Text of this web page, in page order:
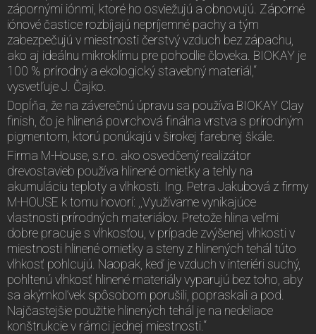
zápornými iónmi, ktoré ho osviežujú a obnovujú. Záporné
iónové častice rozbíjajú nepríjemné pachy a tým
zabezpečujú v miestnosti čerstvý vzduch bez zápachu,
ako aj ideálnu mikroklímu pre pohodlie človeka. BIOKAY je
100 % prírodný a ekologický stavebný materiál,“
vysvetľuje J. Čajko.
Dopĺňa, že na záverečnú úpravu sa používa BIOKAY Clay
finish, čo je hlinená povrchová finálna vrstva s prírodným
pigmentom, ktorú ponúkajú v širokej farebnej škále.
Firma M-House, s.r.o. ako osvedčený realizátor
drevostavieb používa hlinené omietky a tehly na
akumuláciu teploty a vlhkosti. Ing. Petra Jakubová z firmy
M-HOUSE k tomu hovorí: ,,Využívame vynikajúce
vlastnosti prírodných materiálov. Pretože hlina veľmi
dobre pracuje s vlhkosťou, v prípade zvýšenej vlhkosti v
miestnosti hlinené omietky a steny z hlinených tehál túto
vlhkosť pohlcujú. Naopak, keď je vzduch v interiéri suchý,
pohltenú vlhkosť hlinené materiály vyparujú bez toho, aby
sa akýmkoľvek spôsobom porušili, popraskali a pod.
Najčastejšie použitie hlinených tehál je na nedeliace
konštrukcie v rámci jednej miestnosti.“